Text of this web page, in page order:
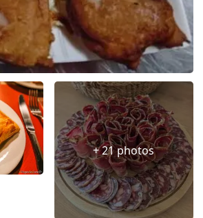
+ 21 photos